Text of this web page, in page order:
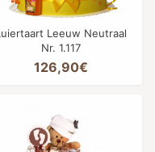
Leeuw Neutraal
Nr. 1.117
126,90€